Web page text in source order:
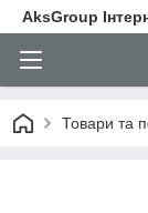
AksGroup
Товари та